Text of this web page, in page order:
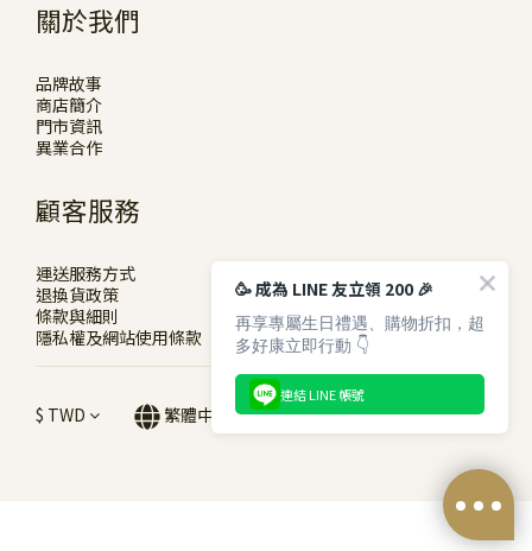
關於我們
品牌故事
商店簡介
門市資訊
異業合作
顧客服務
運送服務方式
退換貨政策
條款與細則
隱私權及網站使用條款
$ TWD 繁體中文
🥳 成為 LINE 友立領 200 🎉
再享專屬生日禮遇、購物折扣，超
多好康立即行動 👇
連結 LINE 帳號